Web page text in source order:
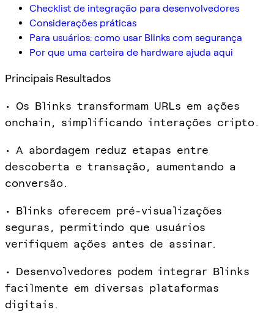
Checklist de integração para desenvolvedores
Considerações práticas
Para usuários: como usar Blinks com segurança
Por que uma carteira de hardware ajuda aqui
Principais Resultados
• Os Blinks transformam URLs em ações
onchain, simplificando interações cripto.
• A abordagem reduz etapas entre
descoberta e transação, aumentando a
conversão.
• Blinks oferecem pré-visualizações
seguras, permitindo que usuários
verifiquem ações antes de assinar.
• Desenvolvedores podem integrar Blinks
facilmente em diversas plataformas
digitais.